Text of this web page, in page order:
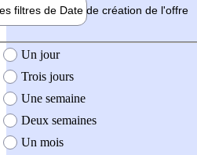
filtres de Date de création de l'offre
création de l'offre
Un jour
Trois jours
Une semaine
Deux semaines
Un mois